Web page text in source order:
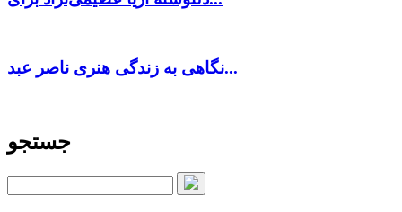
نگاهی به زندگی هنری ناصر عبد...
جستجو